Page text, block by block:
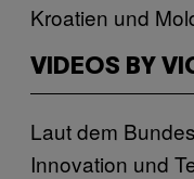
Kroatien und
VIDEOS BY
Laut dem
Innovation und